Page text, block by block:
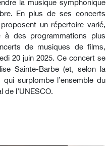
la musique symphonique
En plus de ses concerts
un répertoire varié,
à des programmations plus
de musiques de films,
20 juin 2025. Ce concert se
Sainte-Barbe (et, selon la
qui surplombe l’ensemble du
de l’UNESCO.